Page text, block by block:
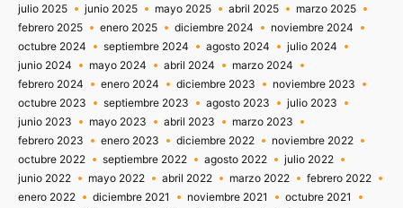
julio 2025
junio 2025 mayo 2025 abril 2025
marzo 2025
febrero 2025
enero 2025 diciembre 2024
noviembre 2024
octubre 2024
septiembre 2024 agosto 2024
julio 2024
junio 2024
mayo 2024 abril 2024
marzo 2024
febrero 2024
enero 2024 diciembre 2023
noviembre 2023
octubre 2023
septiembre 2023 agosto 2023
julio 2023
junio 2023
mayo 2023 abril 2023
marzo 2023
febrero 2023
enero 2023 diciembre 2022
noviembre 2022
octubre 2022
septiembre 2022 agosto 2022
julio 2022
junio 2022
mayo 2022 abril 2022 marzo 2022
febrero 2022
enero 2022
diciembre 2021 noviembre 2021
octubre 2021